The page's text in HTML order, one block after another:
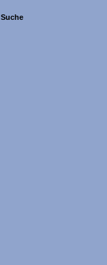
Suche